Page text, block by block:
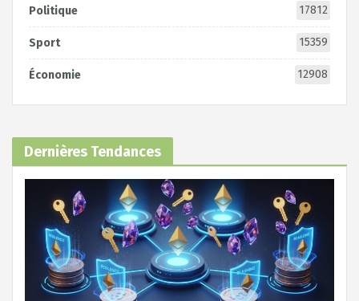
Politique 17812
Sport 15359
Économie 12908
Dernières Tendances